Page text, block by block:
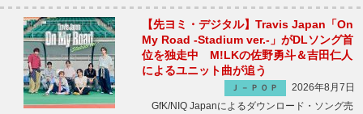
【先ヨミ・デジタル】Travis Japan「On
My Road -Stadium ver.-」がDLソング首
位を独走中 M!LKの佐野勇斗＆吉田仁人
によるユニット曲が追う
Ｊ－ＰＯＰ
2026年8月7日
GfK/NIQ Japanによるダウンロード・ソング売